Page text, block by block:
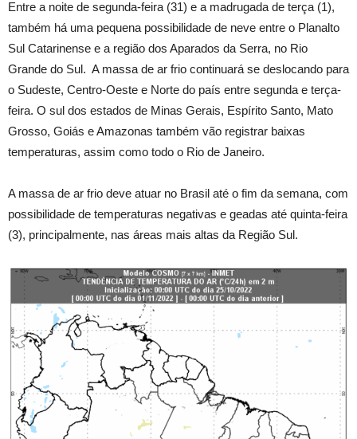
Entre a noite de segunda-feira (31) e a madrugada de terça (1),
também há uma pequena possibilidade de neve entre o Planalto
Sul Catarinense e a região dos Aparados da Serra, no Rio
Grande do Sul. A massa de ar frio continuará se deslocando para
o Sudeste, Centro-Oeste e Norte do país entre segunda e terça-
feira. O sul dos estados de Minas Gerais, Espírito Santo, Mato
Grosso, Goiás e Amazonas também vão registrar baixas
temperaturas, assim como todo o Rio de Janeiro.
A massa de ar frio deve atuar no Brasil até o fim da semana, com
possibilidade de temperaturas negativas e geadas até quinta-feira
(3), principalmente, nas áreas mais altas da Região Sul.